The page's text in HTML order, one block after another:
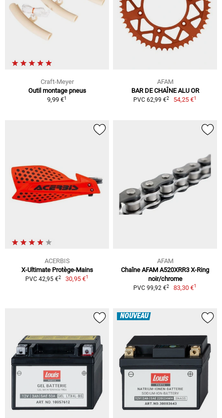
Craft-Meyer
Outil montage pneus
9,99 €1
AFAM
BAR DE CHAÎNE ALU OR
PVC 62,99 €2 54,25 €1
ACERBIS
X-Ultimate Protège-Mains
PVC 42,95 €2 30,95 €1
AFAM
Chaîne AFAM A520XRR3 X-Ring
noir/chrome
PVC 99,92 €2 83,30 €1
NOUVEAU